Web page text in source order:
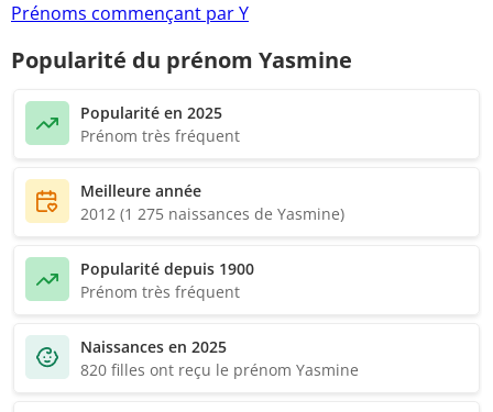
Prénoms commençant par Y
Popularité du prénom Yasmine
Popularité en 2025
Prénom très fréquent
Meilleure année
2012 (1 275 naissances de Yasmine)
Popularité depuis 1900
Prénom très fréquent
Naissances en 2025
820 filles ont reçu le prénom Yasmine